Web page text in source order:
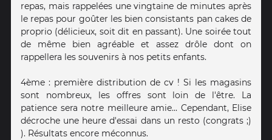
repas, mais rappelées une vingtaine de minutes après
le repas pour goûter les bien consistants pan cakes de
proprio (délicieux, soit dit en passant). Une soirée tout
de même bien agréable et assez drôle dont on
rappellera les souvenirs à nos petits enfants.
4ème : première distribution de cv ! Si les magasins
sont nombreux, les offres sont loin de l'être. La
patience sera notre meilleure amie... Cependant, Elise
décroche une heure d'essai dans un resto (congrats ;)
). Résultats encore méconnus.